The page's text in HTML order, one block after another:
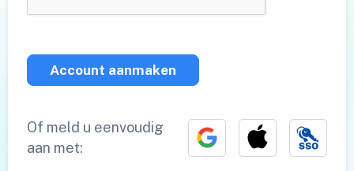
Account aanmaken
Of meld u eenvoudig
aan met: